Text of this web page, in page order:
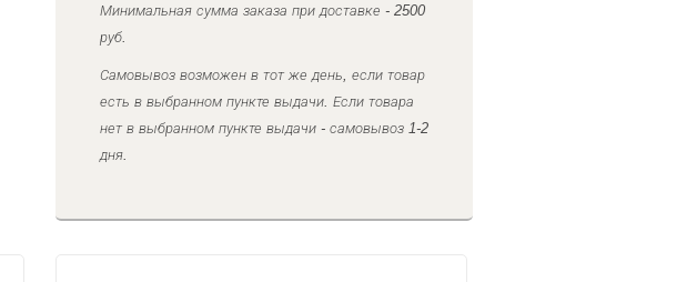
Минимальная сумма заказа при доставке - 2500
руб.
Самовывоз возможен в тот же день, если товар
есть в выбранном пункте выдачи. Если товара
нет в выбранном пункте выдачи - самовывоз 1-2
дня.